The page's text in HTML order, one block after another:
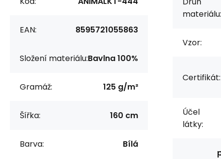
EAN: 8595721055863
Složení materiálu:Bavlna 100%
Gramáž: 125 g/m²
Šířka: 160 cm
Barva: Bílá
materiálu:
Vzor:
Certifikát:
Účel
látky: